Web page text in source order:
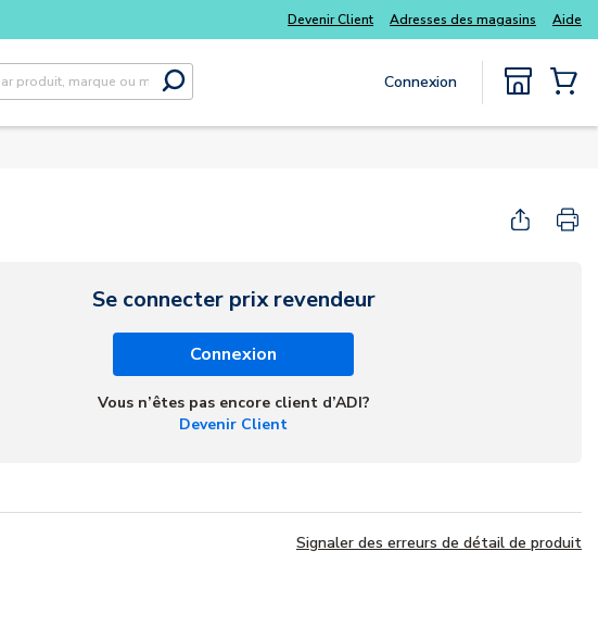
Devenir Client Adresses des magasins Aide
le site
Soumettre la recherche
Connexion
Se connecter prix revendeur
Connexion
Vous n’êtes pas encore client d’ADI?
Devenir Client
Signaler des erreurs de détail de produit